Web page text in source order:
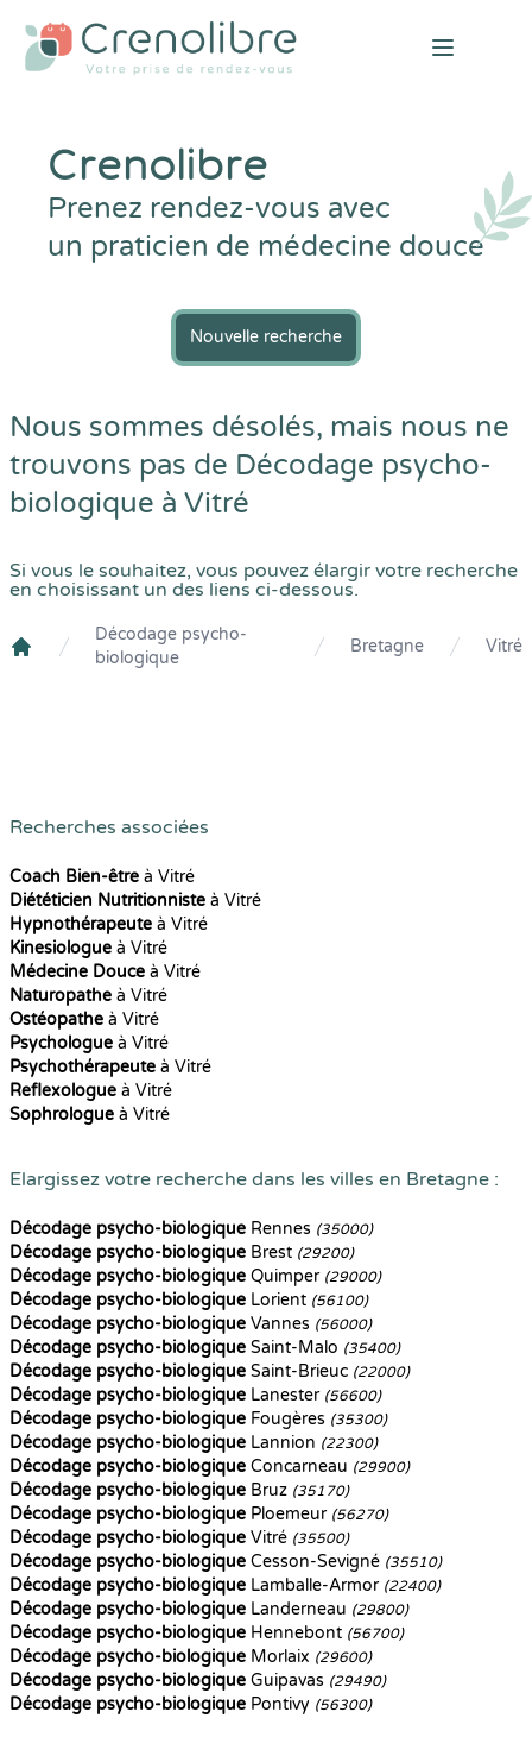
Open
Crenolibre
Prenez rendez-vous avec
un praticien de médecine douce
Nouvelle recherche
Nous sommes désolés, mais nous ne
trouvons pas de Décodage psycho-
biologique à Vitré
Si vous le souhaitez, vous pouvez élargir votre recherche
en choisissant un des liens ci-dessous.
Crenolibre
Décodage psycho-
biologique
Bretagne Vitré
Recherches associées
Coach Bien-être à Vitré
Diététicien Nutritionniste à Vitré
Hypnothérapeute à Vitré
Kinesiologue à Vitré
Médecine Douce à Vitré
Naturopathe à Vitré
Ostéopathe à Vitré
Psychologue à Vitré
Psychothérapeute à Vitré
Reflexologue à Vitré
Sophrologue à Vitré
Elargissez votre recherche dans les villes en Bretagne :
Décodage psycho-biologique Rennes (35000)
Décodage psycho-biologique Brest (29200)
Décodage psycho-biologique Quimper (29000)
Décodage psycho-biologique Lorient (56100)
Décodage psycho-biologique Vannes (56000)
Décodage psycho-biologique Saint-Malo (35400)
Décodage psycho-biologique Saint-Brieuc (22000)
Décodage psycho-biologique Lanester (56600)
Décodage psycho-biologique Fougères (35300)
Décodage psycho-biologique Lannion (22300)
Décodage psycho-biologique Concarneau (29900)
Décodage psycho-biologique Bruz (35170)
Décodage psycho-biologique Ploemeur (56270)
Décodage psycho-biologique Vitré (35500)
Décodage psycho-biologique Cesson-Sevigné (35510)
Décodage psycho-biologique Lamballe-Armor (22400)
Décodage psycho-biologique Landerneau (29800)
Décodage psycho-biologique Hennebont (56700)
Décodage psycho-biologique Morlaix (29600)
Décodage psycho-biologique Guipavas (29490)
Décodage psycho-biologique Pontivy (56300)